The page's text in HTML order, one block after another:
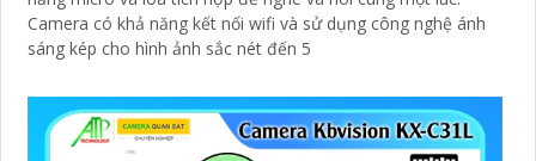
Camera có khả năng kết nối wifi và sử dụng công nghệ ánh
sáng kép cho hình ảnh sắc nét đến 5